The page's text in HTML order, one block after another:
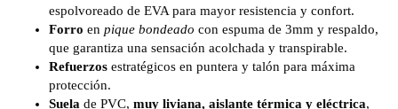
espolvoreado de EVA para mayor resistencia y confort.
Forro en pique bondeado con espuma de 3mm y respaldo,
que garantiza una sensación acolchada y transpirable.
Refuerzos estratégicos en puntera y talón para máxima
protección.
Suela de PVC, muy liviana, aislante térmica y eléctrica,